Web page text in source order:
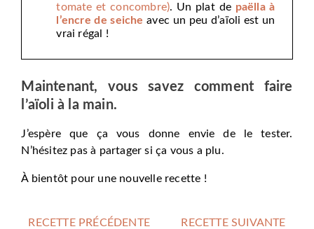
tomate et concombre). Un plat de paëlla à
l’encre de seiche avec un peu d’aïoli est un
vrai régal !
Maintenant, vous savez comment faire
l’aïoli à la main.
J’espère que ça vous donne envie de le tester.
N’hésitez pas à partager si ça vous a plu.
À bientôt pour une nouvelle recette !
RECETTE PRÉCÉDENTE RECETTE SUIVANTE